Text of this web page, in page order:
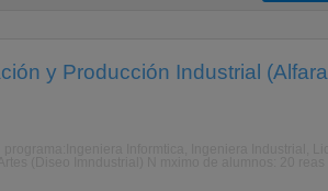
y Producción Industrial (Alfara